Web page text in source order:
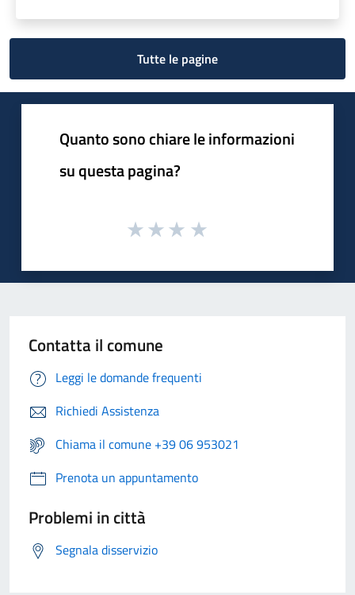
Tutte le pagine
Quanto sono chiare le informazioni
su questa pagina?
Contatta il comune
Leggi le domande frequenti
Richiedi Assistenza
Chiama il comune +39 06 953021
Prenota un appuntamento
Problemi in città
Segnala disservizio